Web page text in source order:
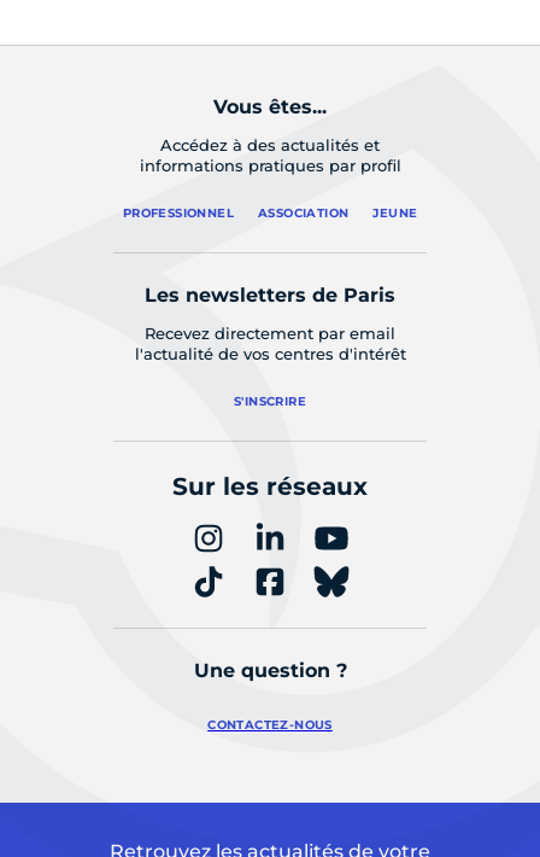
Vous êtes...
Accédez à des actualités et
informations pratiques par profil
PROFESSIONNEL ASSOCIATION JEUNE
Les newsletters de Paris
Recevez directement par email
l'actualité de vos centres d'intérêt
S'INSCRIRE
Sur les réseaux
Une question ?
CONTACTEZ-NOUS
Retrouvez les actualités de votre